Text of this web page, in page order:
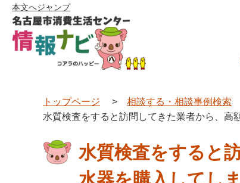
本文へジャンプ
トップページ > 相談する・相談事例検索
水質検査をすると訪問してきた業者から、高
水質検査をすると